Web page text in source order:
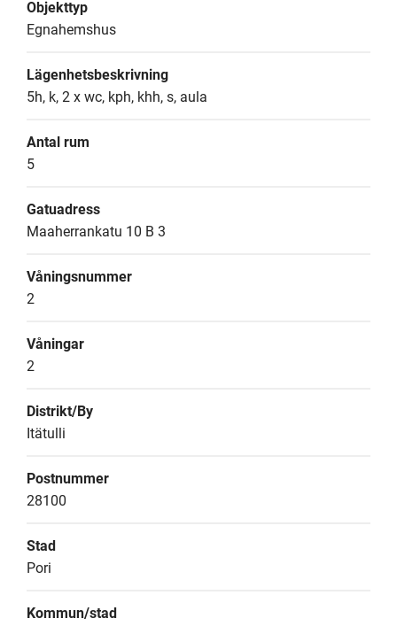
Objekttyp
Egnahemshus
Lägenhetsbeskrivning
5h, k, 2 x wc, kph, khh, s, aula
Antal rum
5
Gatuadress
Maaherrankatu 10 B 3
Våningsnummer
2
Våningar
2
Distrikt/By
Itätulli
Postnummer
28100
Stad
Pori
Kommun/stad